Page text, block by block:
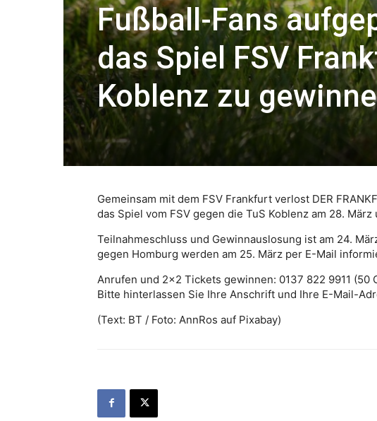
Fußball-Fans
das Spiel FSV
Koblenz zu
Gemeinsam mit dem FSV Frankfurt verlost DER
das Spiel vom FSV gegen die TuS Koblenz am 28.
Teilnahmeschluss und Gewinnauslosung ist am 24.
gegen Homburg werden am 25. März per E-Mail
Anrufen und 2×2 Tickets gewinnen: 0137 822 9911 (50
Bitte hinterlassen Sie Ihre Anschrift und Ihre E-Mail-
(Text: BT / Foto: AnnRos auf Pixabay)